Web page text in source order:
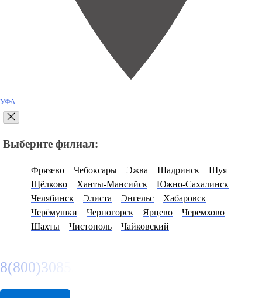
УФА
Выберите филиал:
Фрязево Чебоксары Эжва Шадринск
Шуя
Щёлково
Ханты-Мансийск
Южно-Сахалинск
Челябинск
Элиста Энгельс
Хабаровск
Черёмушки
Черногорск Ярцево
Черемхово
Шахты
Чистополь Чайковский
8(800)3085303